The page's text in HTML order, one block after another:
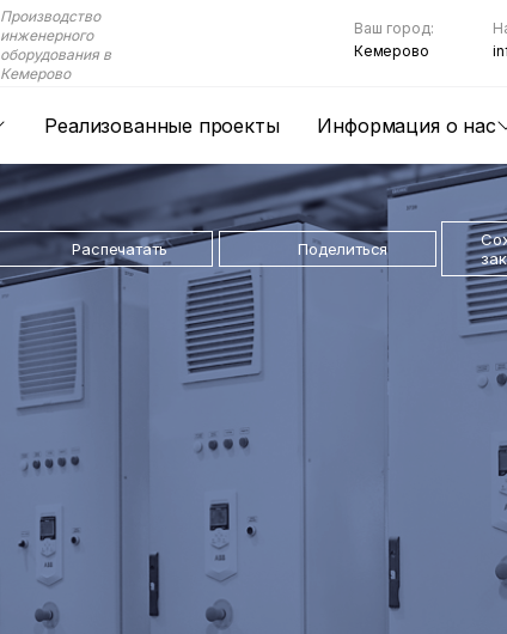
Производство
инженерного
оборудования в
Кемерово
Реализованные проекты Информация о нас
Ваш город:
Кемерово
Распечатать Поделиться